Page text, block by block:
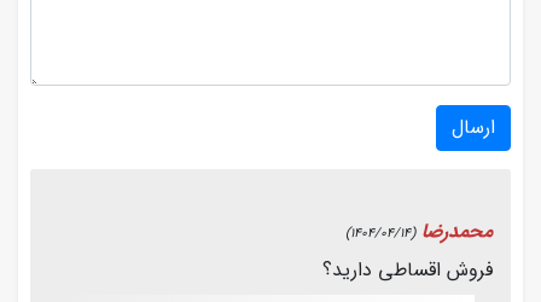
ارسال
محمدرضا (1404/04/14)
فروش اقساطی دارید؟